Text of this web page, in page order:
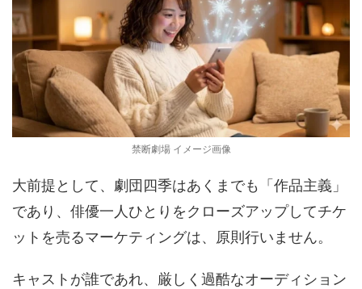
禁断劇場 イメージ画像
大前提として、劇団四季はあくまでも「作品主義」
であり、俳優一人ひとりをクローズアップしてチケ
ットを売るマーケティングは、原則行いません。
キャストが誰であれ、厳しく過酷なオーディション